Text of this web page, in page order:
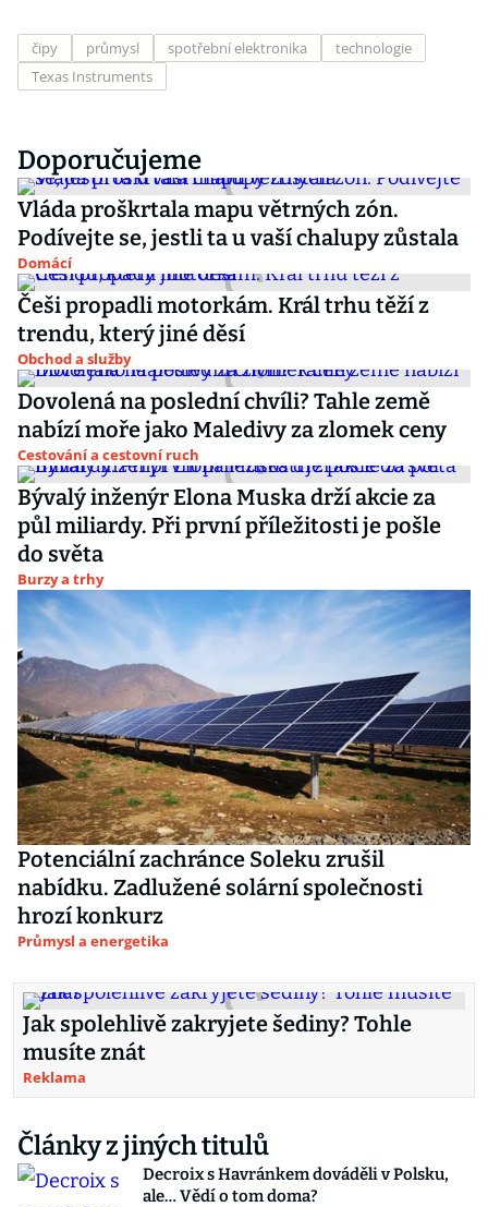
čipy průmysl spotřební elektronika
technologie
Texas Instruments
Doporučujeme
Vláda proškrtala mapu větrných zón.
Podívejte se, jestli ta u vaší chalupy zůstala
Domácí
Češi propadli motorkám. Král trhu těží z
trendu, který jiné děsí
Obchod a služby
Dovolená na poslední chvíli? Tahle země
nabízí moře jako Maledivy za zlomek ceny
Cestování a cestovní ruch
Bývalý inženýr Elona Muska drží akcie za
půl miliardy. Při první příležitosti je pošle
do světa
Burzy a trhy
Potenciální zachránce Soleku zrušil
nabídku. Zadlužené solární společnosti
hrozí konkurz
Průmysl a energetika
Jak spolehlivě zakryjete šediny? Tohle
musíte znát
Reklama
Články z jiných titulů
Decroix s Havránkem dováděli v Polsku,
ale… Vědí o tom doma?